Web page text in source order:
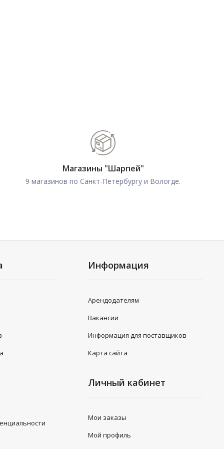
Магазины "Шарпей"
9 магазинов по Санкт-Петербургу и Вологде.
Информация
Арендодателям
Вакансии
Информация для поставщиков
Карта сайта
Личный кабинет
Мои заказы
Мой профиль